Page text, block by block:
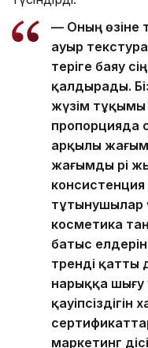
— Оның өзіне
ауыр
теріге баяу
қалдырады.
жүзім тұқымы
пропорцияда
арқылы
жағымды әрі
тұтынушылар
косметика
батыс
тренді қатты
нарыққа шығу
қауіпсіздігін
маркетинг